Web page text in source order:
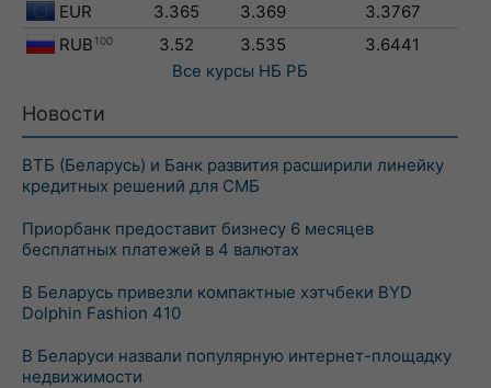
EUR
3.365 3.369
3.3767
RUB 100 3.52 3.535
3.6441
Все курсы НБ РБ
Новости
ВТБ (Беларусь) и Банк развития расширили линейку
кредитных решений для СМБ
Приорбанк предоставит бизнесу 6 месяцев
бесплатных платежей в 4 валютах
В Беларусь привезли компактные хэтчбеки BYD
Dolphin Fashion 410
В Беларуси назвали популярную интернет-площадку
недвижимости